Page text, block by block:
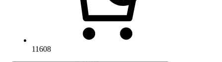
11608